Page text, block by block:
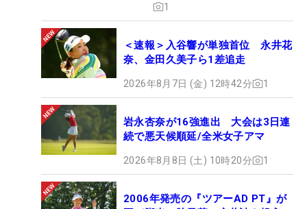
1
＜速報＞入谷響が単独首位 永井花
奈、金田久美子ら1差追走
2026年8月7日 (金) 12時42分 1
岩永杏奈が16強進出 大会は3日連
続で悪天候順延/全米女子アマ
2026年8月8日 (土) 10時20分 1
2006年発売の『ツアーAD PT』が